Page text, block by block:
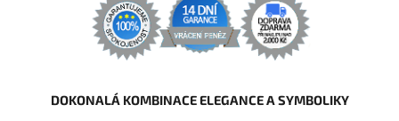
DOKONALÁ KOMBINACE ELEGANCE A SYMBOLIKY